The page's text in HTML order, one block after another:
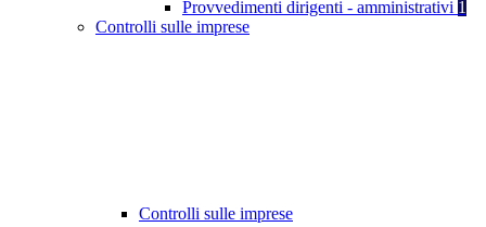
Provvedimenti dirigenti - amministrativi 1
Controlli sulle imprese
Controlli sulle imprese